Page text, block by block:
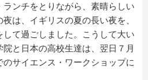
ンチをとりながら、素晴らしい
は、イギリスの夏の長い夜を、
て過ごしました。こうして大い
と日本の高校生達は、翌日７月
サイエンス・ ワークショップに